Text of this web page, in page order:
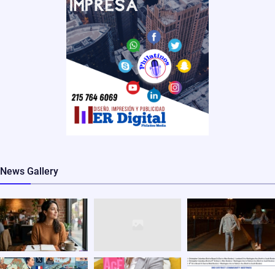
News Gallery